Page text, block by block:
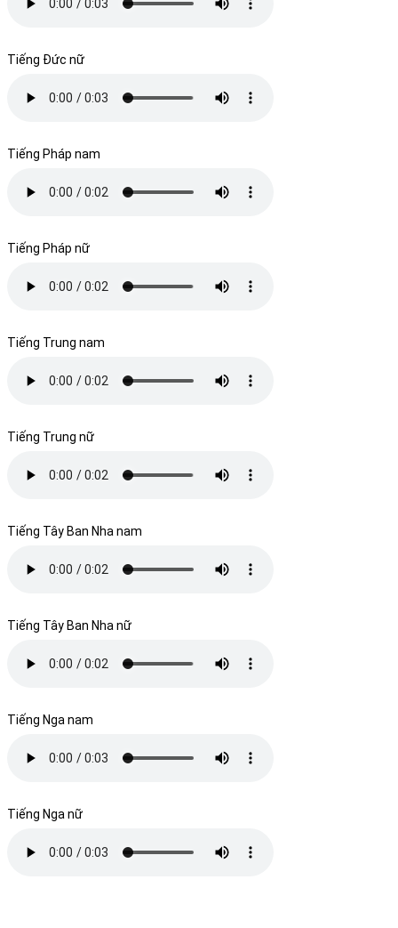
Tiếng Đức nữ
Tiếng Pháp nam
Tiếng Pháp nữ
Tiếng Trung nam
Tiếng Trung nữ
Tiếng Tây Ban Nha nam
Tiếng Tây Ban Nha nữ
Tiếng Nga nam
Tiếng Nga nữ